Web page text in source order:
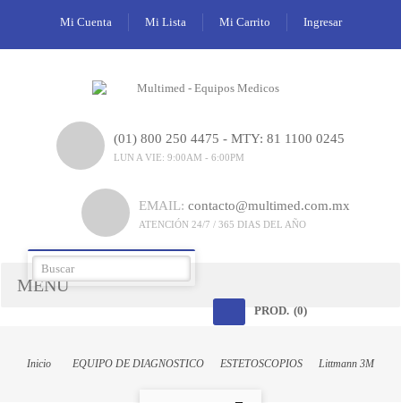
Mi Cuenta Mi Lista Mi Carrito Ingresar
(01) 800 250 4475 - MTY: 81 1100 0245
LUN A VIE: 9:00AM - 6:00PM
EMAIL: contacto@multimed.com.mx
ATENCIÓN 24/7 / 365 DIAS DEL AÑO
PROD. (0)
MENÚ
Inicio EQUIPO DE DIAGNOSTICO ESTETOSCOPIOS Littmann 3M